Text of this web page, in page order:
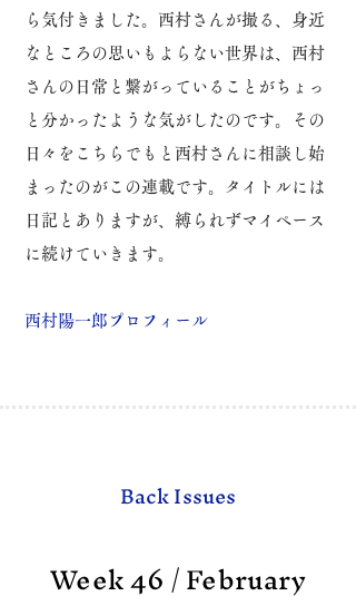
ら気付きました。 西村さんが撮る、身近
なところの思いもよらない世界は、西村
さんの日常と繋がっていることがちょっ
と分かったような気がしたのです。
その
日々をこちらでもと西村さんに相談し始
まったのがこの連載です。
タイトルには
日記とありますが、縛られずマイペース
に続けていきます。
​西村陽一郎プロフィール
Back Issues
Week 46 / February